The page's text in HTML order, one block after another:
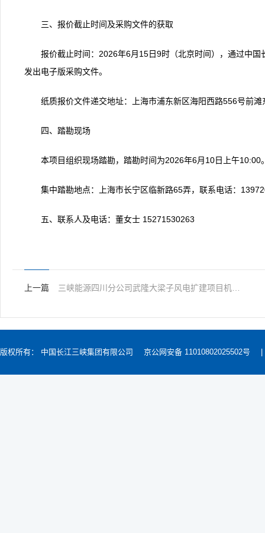
三、报价截止时间及采购文件的获取
报价截止时间：2026年6月15日9时（北京时间），通过中
发出电子版采购文件。
纸质报价文件递交地址：上海市浦东新区海阳西路556号前
四、踏勘现场
本项目组织现场踏勘，踏勘时间为2026年6月10日上午10:00
集中踏勘地点：上海市长宁区临新路65弄，联系电话：
五、联系人及电话：董女士 15271530263
上一篇
版权所有： 中国长江三峡集团有限公司 京公网安备 11010802025502号